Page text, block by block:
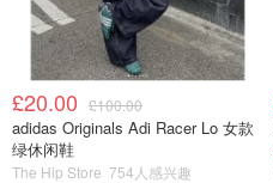
£20.00 £100.00
adidas Originals Adi Racer Lo 女款
绿休闲鞋
The Hip Store 754人感兴趣